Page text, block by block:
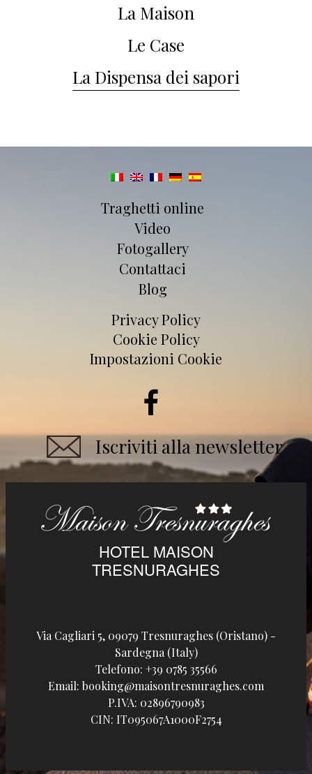
La Maison
Le Case
La Dispensa dei sapori
Traghetti online
Video
Fotogallery
Contattaci
Blog
Privacy Policy
Cookie Policy
Impostazioni Cookie
Iscriviti alla newsletter
HOTEL MAISON
TRESNURAGHES
Via Cagliari 5, 09079 Tresnuraghes (Oristano) -
Sardegna (Italy)
Telefono: +39 0785 35566
Email: booking@maisontresnuraghes.com
P.IVA: 02896790983
CIN: IT095067A1000F2754